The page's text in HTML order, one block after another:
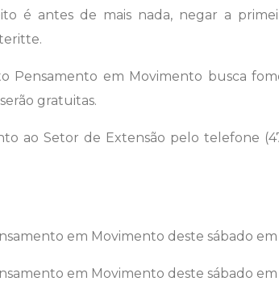
é antes de mais nada, negar a
Pensamento em Movimento busca
gratuitas.
ao Setor de Extensão pelo telefone
em Movimento deste sábado em
em Movimento deste sábado em